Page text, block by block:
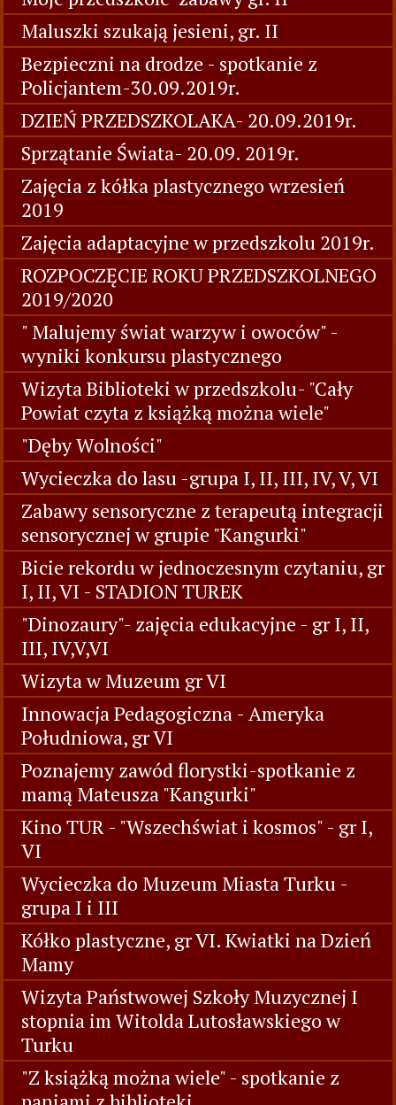
Maluszki szukają jesieni, gr. II
Bezpieczni na drodze - spotkanie z
Policjantem-30.09.2019r.
DZIEŃ PRZEDSZKOLAKA- 20.09.2019r.
Sprzątanie Świata- 20.09. 2019r.
Zajęcia z kółka plastycznego wrzesień
2019
Zajęcia adaptacyjne w przedszkolu 2019r.
ROZPOCZĘCIE ROKU PRZEDSZKOLNEGO
2019/2020
" Malujemy świat warzyw i owoców" -
wyniki konkursu plastycznego
Wizyta Biblioteki w przedszkolu- "Cały
Powiat czyta z książką można wiele"
"Dęby Wolności"
Wycieczka do lasu -grupa I, II, III, IV, V, VI
Zabawy sensoryczne z terapeutą integracji
sensorycznej w grupie "Kangurki"
Bicie rekordu w jednoczesnym czytaniu, gr
I, II, VI - STADION TUREK
"Dinozaury"- zajęcia edukacyjne - gr I, II,
III, IV,V,VI
Wizyta w Muzeum gr VI
Innowacja Pedagogiczna - Ameryka
Południowa, gr VI
Poznajemy zawód florystki-spotkanie z
mamą Mateusza "Kangurki"
Kino TUR - "Wszechświat i kosmos" - gr I,
VI
Wycieczka do Muzeum Miasta Turku -
grupa I i III
Kółko plastyczne, gr VI. Kwiatki na Dzień
Mamy
Wizyta Państwowej Szkoły Muzycznej I
stopnia im Witolda Lutosławskiego w
Turku
"Z książką można wiele" - spotkanie z